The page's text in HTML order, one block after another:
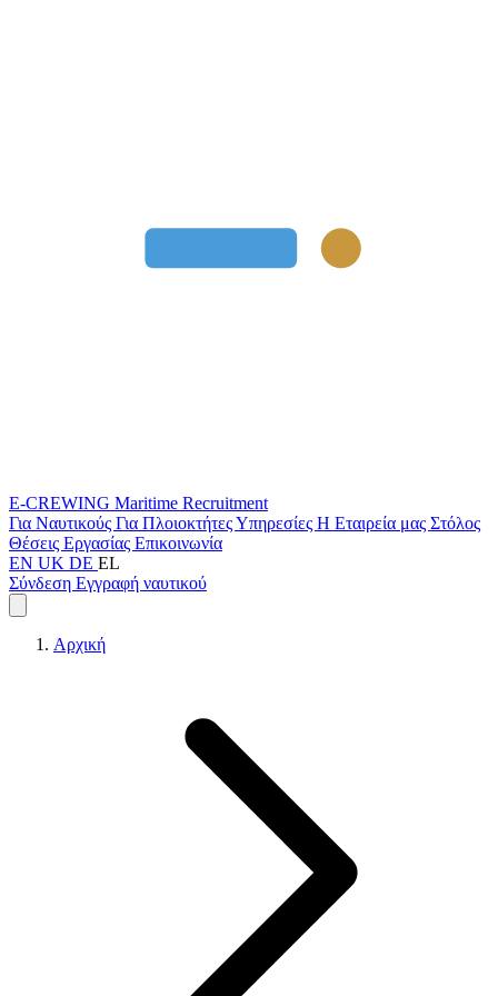
E-CREWING Maritime Recruitment
Για Ναυτικούς Για ΠλοιοκτήτεςΥπηρεσίες Η Εταιρεία μας Στόλος
Θέσεις Εργασίας Επικοινωνία
EN UK DE EL
Σύνδεση Εγγραφή ναυτικού
Αρχική